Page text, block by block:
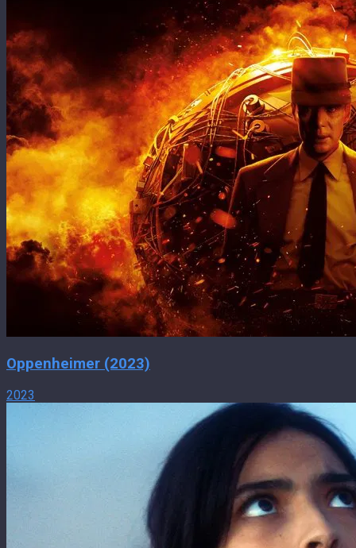
Oppenheimer (2023)
2023